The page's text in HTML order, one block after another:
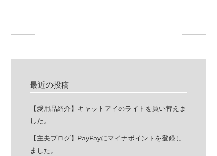
最近の投稿
【愛用品紹介】キャットアイのライトを買い替えま
した。
【主夫ブログ】PayPayにマイナポイントを登録し
ました。